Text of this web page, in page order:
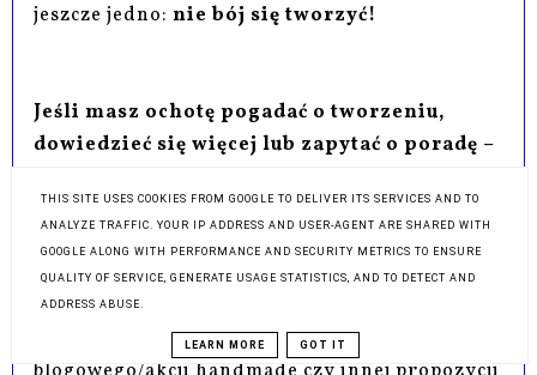
jeszcze jedno:nie bój się tworzyć!
Jeśli masz ochotę pogadać o tworzeniu,
dowiedzieć się więcej lub zapytać o poradę –
→blog@adzik-tworzy.pl
Śmiało kontaktuj się także w ramach
zorganizowania wspólnego projektu
THIS SITE USES COOKIES FROM GOOGLE TO DELIVER ITS SERVICES AND TO
ANALYZE TRAFFIC. YOUR IP ADDRESS AND USER-AGENT ARE SHARED WITH
GOOGLE ALONG WITH PERFORMANCE AND SECURITY METRICS TO ENSURE
QUALITY OF SERVICE, GENERATE USAGE STATISTICS, AND TO DETECT AND
ADDRESS ABUSE.
LEARN MORE GOT IT